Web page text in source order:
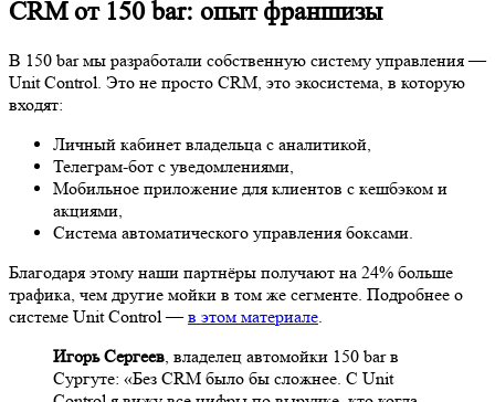
CRM от 150 bar: опыт франшизы
В 150 bar мы разработали собственную систему управления —
Unit Control. Это не просто CRM, это экосистема, в которую
входят:
Личный кабинет владельца с аналитикой,
Телеграм-бот с уведомлениями,
Мобильное приложение для клиентов с кешбэком и
акциями,
Система автоматического управления боксами.
Благодаря этому наши партнёры получают на 24% больше
трафика, чем другие мойки в том же сегменте. Подробнее о
системе Unit Control —в этом материале.
Игорь Сергеев, владелец автомойки 150 bar в
Сургуте: «Без CRM было бы сложнее. С Unit